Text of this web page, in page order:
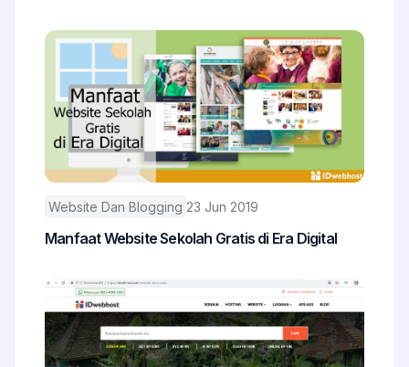
Website Dan Blogging 23 Jun 2019
Manfaat Website Sekolah Gratis di Era Digital